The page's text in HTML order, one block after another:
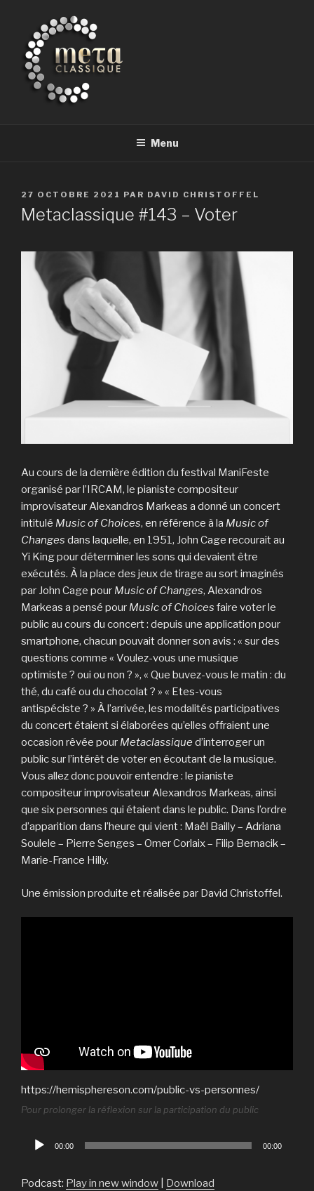
contenu
principal
Menu
PUBLIÉ
LE
27 OCTOBRE 2021 PAR DAVID CHRISTOFFEL
Metaclassique #143 – Voter
Au cours de la dernière édition du festival ManiFeste
organisé par l’IRCAM, le pianiste compositeur
improvisateur Alexandros Markeas a donné un concert
intitulé Music of Choices, en référence à la Music of
Changes dans laquelle, en 1951, John Cage recourait au
Yi King pour déterminer les sons qui devaient être
exécutés. À la place des jeux de tirage au sort imaginés
par John Cage pour Music of Changes, Alexandros
Markeas a pensé pour Music of Choices faire voter le
public au cours du concert : depuis une application pour
smartphone, chacun pouvait donner son avis : « sur des
questions comme « Voulez-vous une musique
optimiste ? oui ou non ? », « Que buvez-vous le matin : du
thé, du café ou du chocolat ? » « Etes-vous
antispéciste ? » À l’arrivée, les modalités participatives
du concert étaient si élaborées qu’elles offraient une
occasion rêvée pour Metaclassique d’interroger un
public sur l’intérêt de voter en écoutant de la musique.
Vous allez donc pouvoir entendre : le pianiste
compositeur improvisateur Alexandros Markeas, ainsi
que six personnes qui étaient dans le public. Dans l’ordre
d’apparition dans l’heure qui vient : Maël Bailly – Adriana
Soulele – Pierre Senges – Omer Corlaix – Filip Bernacik –
Marie-France Hilly.
Une émission produite et réalisée par David Christoffel.
https://hemisphereson.com/public-vs-personnes/
Pour prolonger la réflexion sur la participation du public
Lecteur
00:00 00:00
Podcast: Play in new window Download